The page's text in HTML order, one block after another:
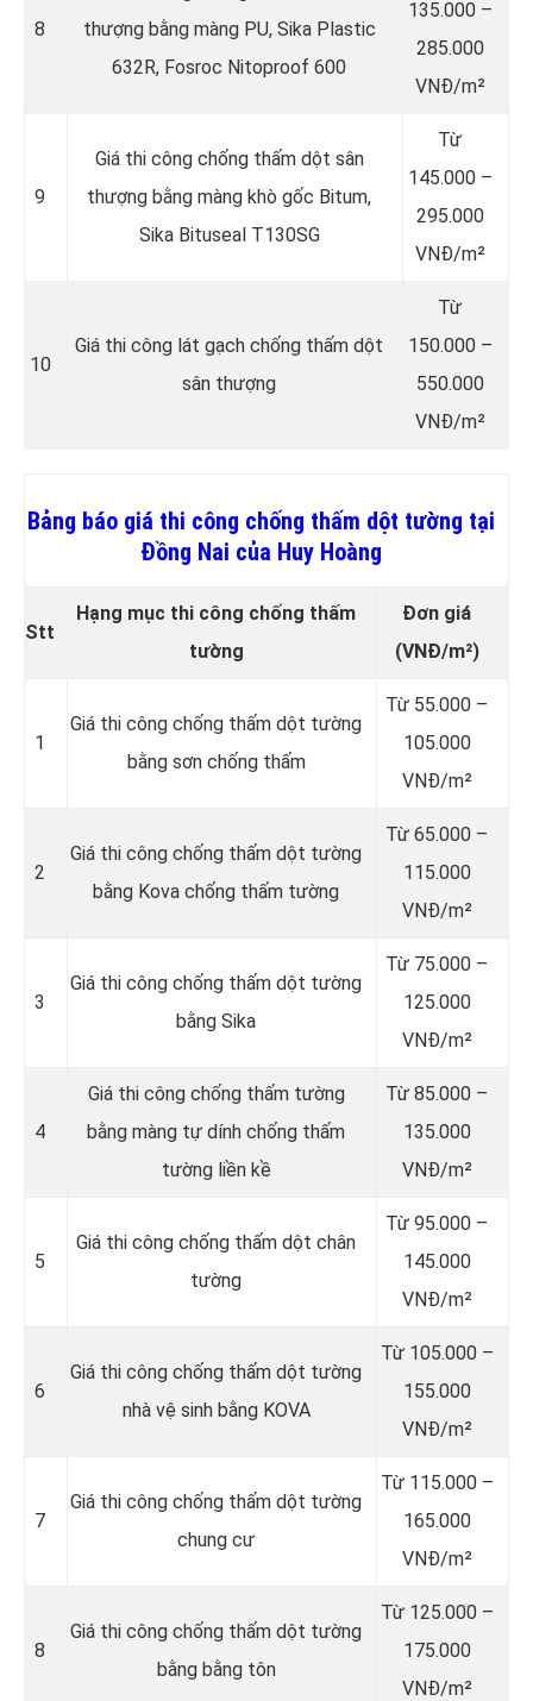
8
thượng bằng màng PU, Sika Plastic
632R, Fosroc Nitoproof 600
135.000 –
285.000
VNĐ/m²
9
Giá thi công chống thấm dột sân
thượng bằng màng khò gốc Bitum,
Sika Bituseal T130SG
Từ
145.000 –
295.000
VNĐ/m²
10
Giá thi công lát gạch chống thấm dột
sân thượng
Từ
150.000 –
550.000
VNĐ/m²
Bảng báo giá thi công chống thấm dột tường tại
Đồng Nai của Huy Hoàng
Stt
Hạng mục thi công chống thấm
tường
Đơn giá
(VNĐ/m²)
1
Giá thi công chống thấm dột tường
bằng sơn chống thấm
Từ 55.000 –
105.000
VNĐ/m²
2
Giá thi công chống thấm dột tường
bằng Kova chống thấm tường
Từ 65.000 –
115.000
VNĐ/m²
3
Giá thi công chống thấm dột tường
bằng Sika
Từ 75.000 –
125.000
VNĐ/m²
4
Giá thi công chống thấm tường
bằng màng tự dính chống thấm
tường liền kề
Từ 85.000 –
135.000
VNĐ/m²
5
Giá thi công chống thấm dột chân
tường
Từ 95.000 –
145.000
VNĐ/m²
6
Giá thi công chống thấm dột tường
nhà vệ sinh bằng KOVA
Từ 105.000 –
155.000
VNĐ/m²
7
Giá thi công chống thấm dột tường
chung cư
Từ 115.000 –
165.000
VNĐ/m²
8
Giá thi công chống thấm dột tường
bằng bằng tôn
Từ 125.000 –
175.000
VNĐ/m²